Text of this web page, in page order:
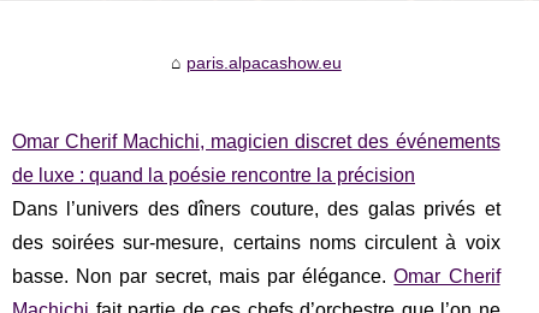
paris.alpacashow.eu
Omar Cherif Machichi, magicien discret des événements
de luxe : quand la poésie rencontre la précision
Dans l’univers des dîners couture, des galas privés et
des soirées sur-mesure, certains noms circulent à voix
basse. Non par secret, mais par élégance.Omar Cherif